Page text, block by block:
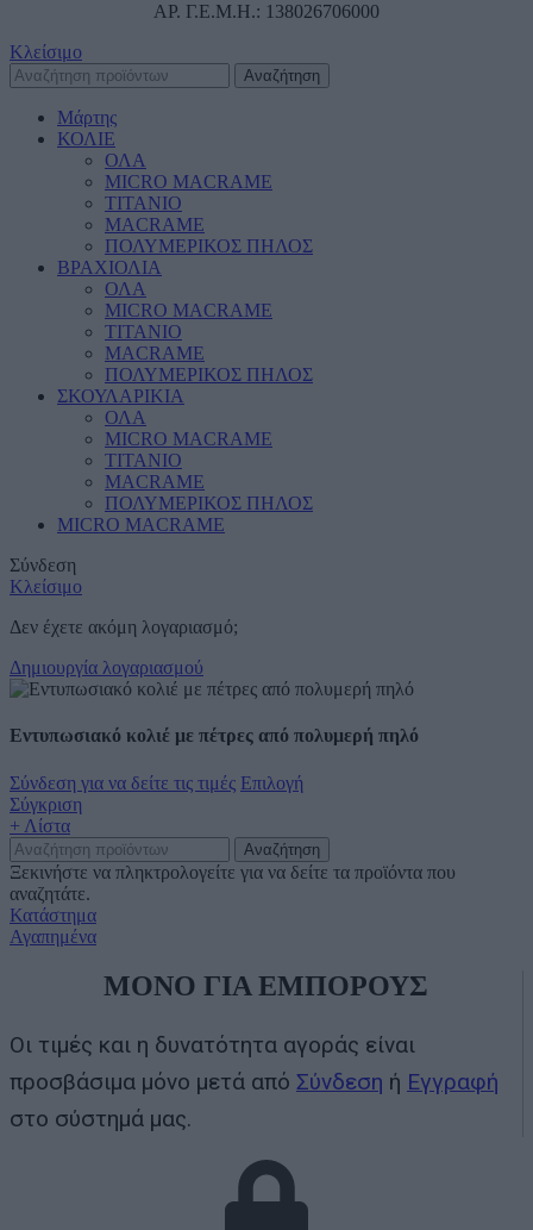
ΑΡ. Γ.Ε.Μ.Η.: 138026706000
Κλείσιμο
Αναζήτηση
Μάρτης
ΚΟΛΙΕ
ΟΛΑ
MICRO MACRAME
ΤΙΤΑΝΙΟ
MACRAME
ΠΟΛΥΜΕΡΙΚΟΣ ΠΗΛΟΣ
ΒΡΑΧΙΟΛΙΑ
ΟΛΑ
MICRO MACRAME
ΤΙΤΑΝΙΟ
MACRAME
ΠΟΛΥΜΕΡΙΚΟΣ ΠΗΛΟΣ
ΣΚΟΥΛΑΡΙΚΙΑ
ΟΛΑ
MICRO MACRAME
ΤΙΤΑΝΙΟ
MACRAME
ΠΟΛΥΜΕΡΙΚΟΣ ΠΗΛΟΣ
MICRO MACRAME
Σύνδεση
Κλείσιμο
Δεν έχετε ακόμη λογαριασμό;
Δημιουργία λογαριασμού
Εντυπωσιακό κολιέ με πέτρες από πολυμερή πηλό
Σύνδεση για να δείτε τις τιμές Επιλογή
Σύγκριση
+ Λίστα
Αναζήτηση
Ξεκινήστε να πληκτρολογείτε για να δείτε τα προϊόντα που
αναζητάτε.
Κατάστημα
Αγαπημένα
ΜΟΝΟ ΓΙΑ ΕΜΠΟΡΟΥΣ
Οι τιμές και η δυνατότητα αγοράς είναι
προσβάσιμα μόνο μετά από Σύνδεση ή Εγγραφή
στο σύστημά μας.